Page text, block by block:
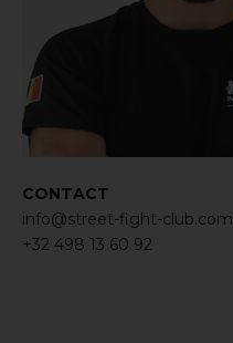
CONTACT
info@street-fight-club.com
+32 498 13 60 92